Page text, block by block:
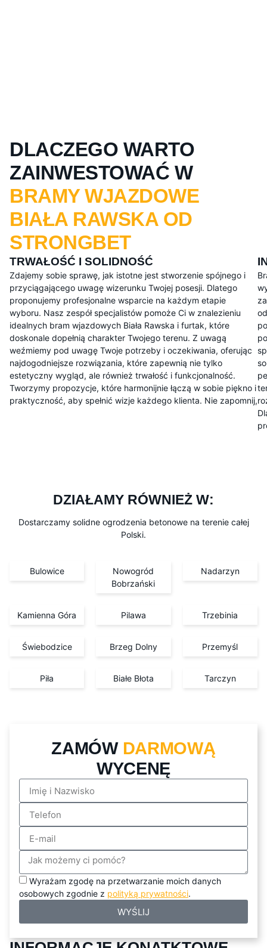
DLACZEGO WARTO
ZAINWESTOWAĆ W
BRAMY WJAZDOWE
BIAŁA RAWSKA OD
STRONGBET
TRWAŁOŚĆ I SOLIDNOŚĆ
Zdajemy sobie sprawę, jak istotne jest stworzenie spójnego i
przyciągającego uwagę wizerunku Twojej posesji. Dlatego
proponujemy profesjonalne wsparcie na każdym etapie
wyboru. Nasz zespół specjalistów pomoże Ci w znalezieniu
idealnych bram wjazdowych Biała Rawska i furtak, które
doskonale dopełnią charakter Twojego terenu. Z uwagą
weźmiemy pod uwagę Twoje potrzeby i oczekiwania, oferując
najdogodniejsze rozwiązania, które zapewnią nie tylko
estetyczny wygląd, ale również trwałość i funkcjonalność.
Tworzymy propozycje, które harmonijnie łączą w sobie piękno i
praktyczność, aby spełnić wizje każdego klienta. Nie zapomnij,
DZIAŁAMY RÓWNIEŻ W:
Dostarczamy solidne ogrodzenia betonowe na terenie całej
Polski.
Bulowice
Nowogród
Bobrzański
Nadarzyn
Kamienna Góra Pilawa Trzebinia
Świebodzice Brzeg Dolny Przemyśl
Piła Białe Błota Tarczyn
ZAMÓW DARMOWĄ
WYCENĘ
Wyrażam zgodę na przetwarzanie moich danych
osobowych zgodnie z polityką prywatności.
WYŚLIJ